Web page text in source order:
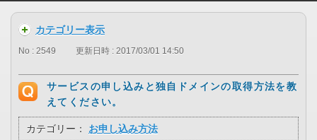
カテゴリー表示
No : 2549 更新日時 : 2017/03/01 14:50
サービスの申し込みと独自ドメインの取得方法を教
えてください。
カテゴリー： お申し込み方法